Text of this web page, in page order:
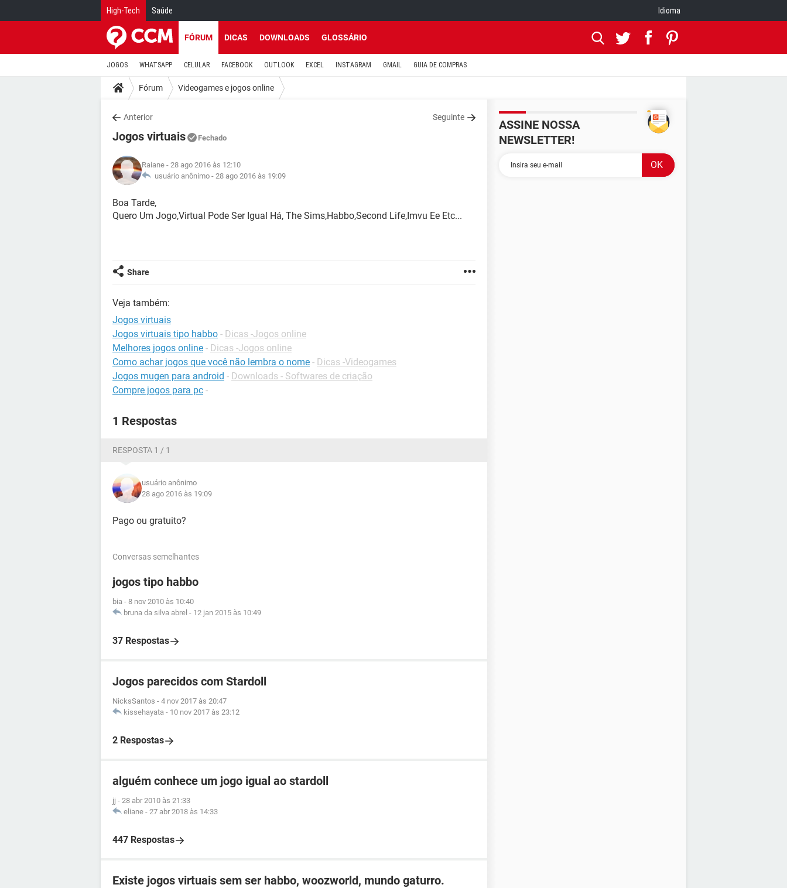
High-Tech Saúde Idioma
FÓRUM DICAS DOWNLOADS GLOSSÁRIO
JOGOS WHATSAPP CELULAR FACEBOOK OUTLOOK EXCEL INSTAGRAM GMAIL GUIA DE COMPRAS
Fórum Videogames e jogos online
Anterior Seguinte
Jogos virtuais Fechado
Raiane - 28 ago 2016 às 12:10
usuário anônimo - 28 ago 2016 às 19:09
Boa Tarde,
Quero Um Jogo,Virtual Pode Ser Igual Há, The Sims,Habbo,Second Life,Imvu Ee Etc...
Share
Veja também:
Jogos virtuais
Jogos virtuais tipo habbo - Dicas -Jogos online
Melhores jogos online - Dicas -Jogos online
Como achar jogos que você não lembra o nome - Dicas -Videogames
Jogos mugen para android - Downloads - Softwares de criação
Compre jogos para pc -
1 Respostas
RESPOSTA 1 / 1
usuário anônimo
28 ago 2016 às 19:09
Pago ou gratuito?
Conversas semelhantes
jogos tipo habbo
bia - 8 nov 2010 às 10:40
bruna da silva abrel - 12 jan 2015 às 10:49
37 Respostas
Jogos parecidos com Stardoll
NicksSantos - 4 nov 2017 às 20:47
kissehayata - 10 nov 2017 às 23:12
2 Respostas
alguém conhece um jogo igual ao stardoll
jj - 28 abr 2010 às 21:33
eliane - 27 abr 2018 às 14:33
447 Respostas
Existe jogos virtuais sem ser habbo, woozworld, mundo gaturro.
ASSINE NOSSA
NEWSLETTER!